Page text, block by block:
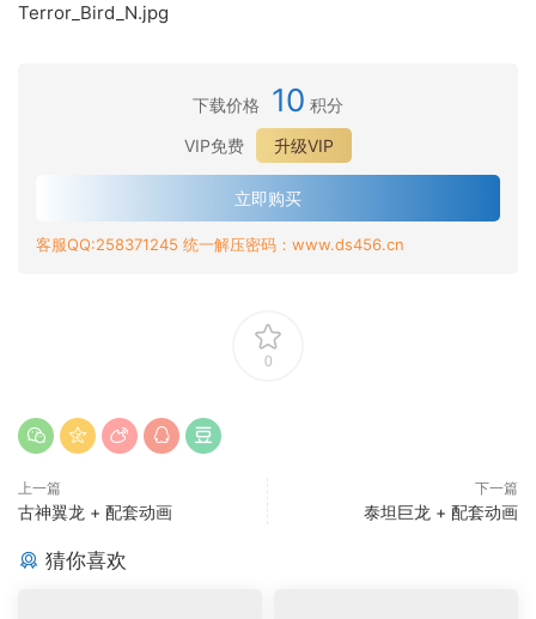
Terror_Bird_N.jpg
下载价格 10 积分
VIP免费
升级VIP
立即购买
客服QQ:258371245 统一解压密码：www.ds456.cn
0
上一篇
古神翼龙 + 配套动画
下一篇
泰坦巨龙 + 配套动画
猜你喜欢